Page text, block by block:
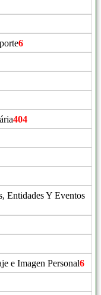
6
404
Entidades Y Eventos
e Imagen Personal6